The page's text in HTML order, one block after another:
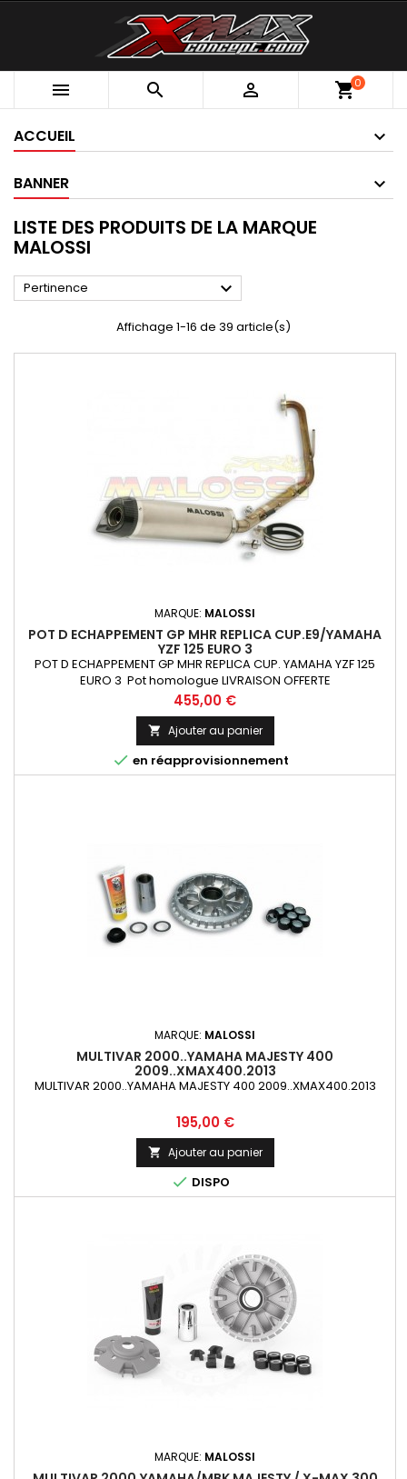
   shopping_cart0
ACCUEIL
BANNER
LISTE DES PRODUITS DE LA MARQUE
MALOSSI
Pertinence 
Affichage 1-16 de 39 article(s)
MARQUE: MALOSSI
POT D ECHAPPEMENT GP MHR REPLICA CUP.E9/YAMAHA
YZF 125 EURO 3
POT D ECHAPPEMENT GP MHR REPLICA CUP. YAMAHA YZF 125
EURO 3 Pot homologue LIVRAISON OFFERTE
Prix
455,00 €
 Ajouter au panier
 en réapprovisionnement
MARQUE: MALOSSI
MULTIVAR 2000..YAMAHA MAJESTY 400
2009..XMAX400.2013
MULTIVAR 2000..YAMAHA MAJESTY 400 2009..XMAX400.2013
Prix
195,00 €
 Ajouter au panier
 DISPO
MARQUE: MALOSSI